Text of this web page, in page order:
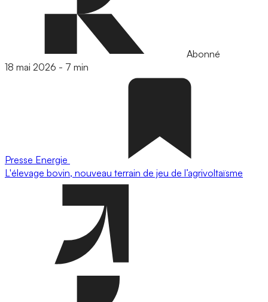
Abonné
18 mai 2026 - 7 min
Presse Energie
L'élevage bovin, nouveau terrain de jeu de l’agrivoltaïsme